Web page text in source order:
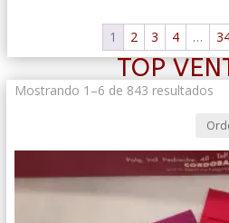
1 2 3 4 …
TOP
Mostrando 1–6 de 843 resultados